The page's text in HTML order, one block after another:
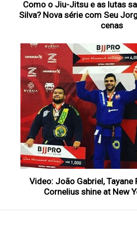
Como o Jiu-Jitsu e as lutas
Silva? Nova série com Seu
cenas
Video: João Gabriel, Tayane
Cornelius shine at New